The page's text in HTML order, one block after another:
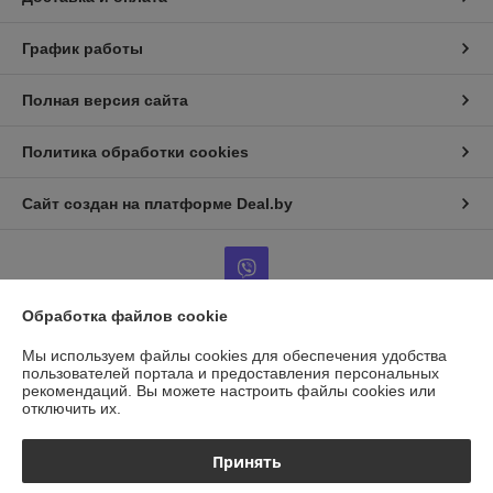
График работы
Полная версия сайта
Политика обработки cookies
Сайт создан на платформе Deal.by
Информация для покупателя
Юридическое лицо:ООО "ГАЗАВТОТОРГ"
г.Минск, ул.Бабушкина д.25, каб14
Регистрационный номер ЕГР: 193958856
Обработка файлов cookie
Мы используем файлы cookies для обеспечения удобства
пользователей портала и предоставления персональных
рекомендаций. Вы можете настроить файлы cookies или
отключить их.
Принять